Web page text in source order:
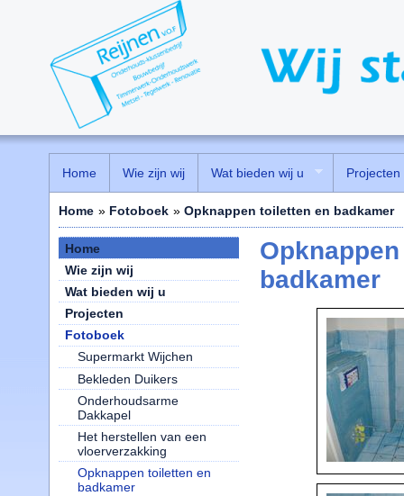
Home » Fotoboek » Opknappen toiletten en badkamer
Home
Wie zijn wij
Wat bieden wij u
Projecten
Fotoboek
Supermarkt Wijchen
Bekleden Duikers
Onderhoudsarme
Dakkapel
Het herstellen van een
vloerverzakking
Opknappen toiletten en
badkamer
badkamer
Home Wie zijn wij Wat bieden wij u Projecten